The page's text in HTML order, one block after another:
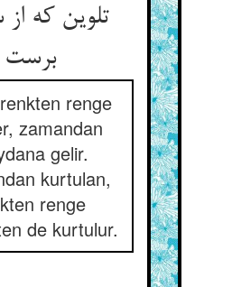
تلوین که
برست
renge
zamandan
gelir.
kurtulan,
renge
de kurtulur.